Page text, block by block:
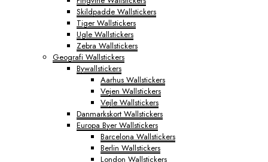
Skildpadde Wallstickers
Tiger Wallstickers
Ugle Wallstickers
Zebra Wallstickers
Geografi Wallstickers
Bywallstickers
Aarhus Wallstickers
Vejen Wallstickers
Vejle Wallstickers
Danmarkskort Wallstickers
Europa Byer Wallstickers
Barcelona Wallstickers
Berlin Wallstickers
London Wallstickers